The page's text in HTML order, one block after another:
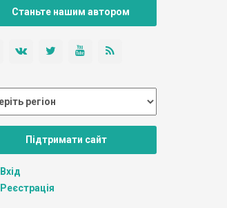
Станьте нашим автором
Підтримати сайт
Вхід
Реєстрація